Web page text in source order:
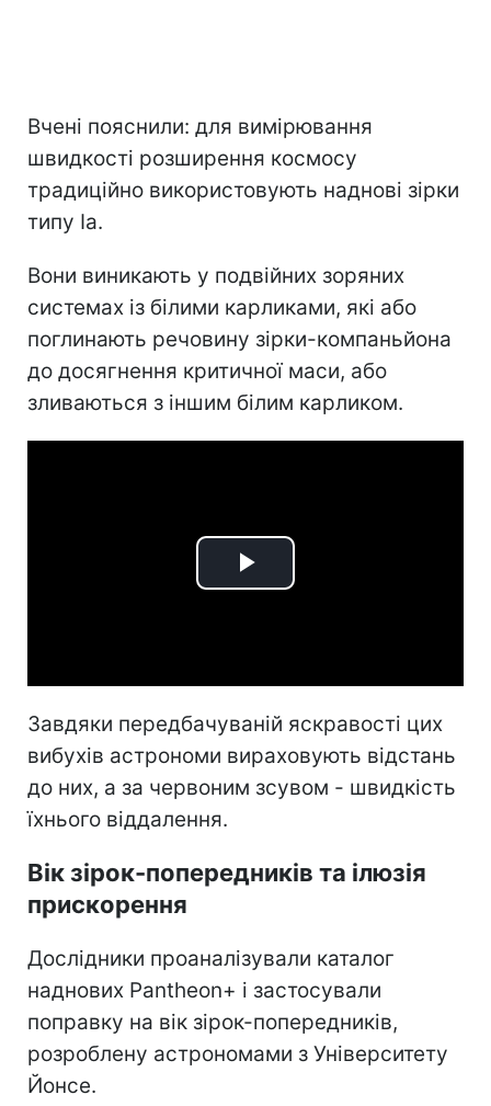
Вчені пояснили: для вимірювання
швидкості розширення космосу
традиційно використовують наднові зірки
типу Ia.
Вони виникають у подвійних зоряних
системах із білими карликами, які або
поглинають речовину зірки-компаньйона
до досягнення критичної маси, або
зливаються з іншим білим карликом.
Play
Завдяки передбачуваній яскравості цих
вибухів астрономи вираховують відстань
до них, а за червоним зсувом - швидкість
їхнього віддалення.
Вік зірок-попередників та ілюзія
прискорення
Дослідники проаналізували каталог
наднових Pantheon+ і застосували
поправку на вік зірок-попередників,
розроблену астрономами з Університету
Йонсе.